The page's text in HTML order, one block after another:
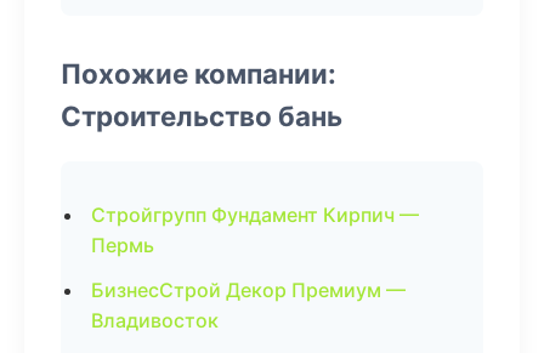
Похожие компании:
Строительство бань
Стройгрупп Фундамент Кирпич —
Пермь
БизнесСтрой Декор Премиум —
Владивосток